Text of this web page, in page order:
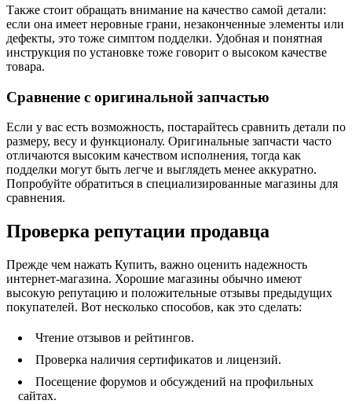
Также стоит обращать внимание на качество самой детали:
если она имеет неровные грани, незаконченные элементы или
дефекты, это тоже симптом подделки. Удобная и понятная
инструкция по установке тоже говорит о высоком качестве
товара.
Сравнение с оригинальной запчастью
Если у вас есть возможность, постарайтесь сравнить детали по
размеру, весу и функционалу. Оригинальные запчасти часто
отличаются высоким качеством исполнения, тогда как
подделки могут быть легче и выглядеть менее аккуратно.
Попробуйте обратиться в специализированные магазины для
сравнения.
Проверка репутации продавца
Прежде чем нажать Купить, важно оценить надежность
интернет-магазина. Хорошие магазины обычно имеют
высокую репутацию и положительные отзывы предыдущих
покупателей. Вот несколько способов, как это сделать:
Чтение отзывов и рейтингов.
Проверка наличия сертификатов и лицензий.
Посещение форумов и обсуждений на профильных
сайтах.